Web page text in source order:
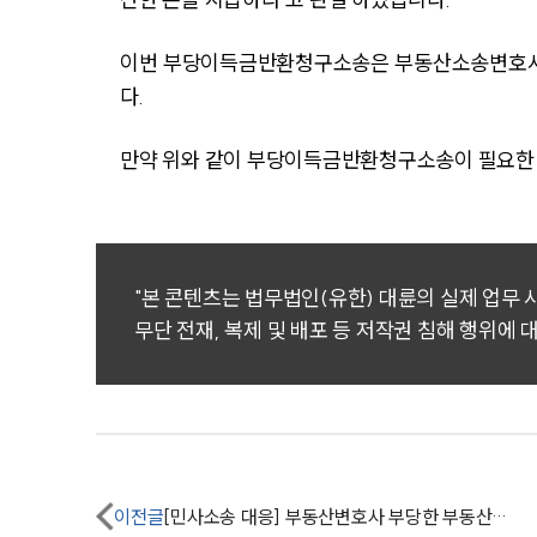
이번 부당이득금반환청구소송은 부동산소송변
다.
만약 위와 같이 부당이득금반환청구소송이 필요
"본 콘텐츠는 법무법인(유한) 대륜의 실제 업무
무단 전재, 복제 및 배포 등 저작권 침해 행위에
이전글 [민사소송 대응] 부동산변호사 부당한 부동산상속 요구 기각 성공 !